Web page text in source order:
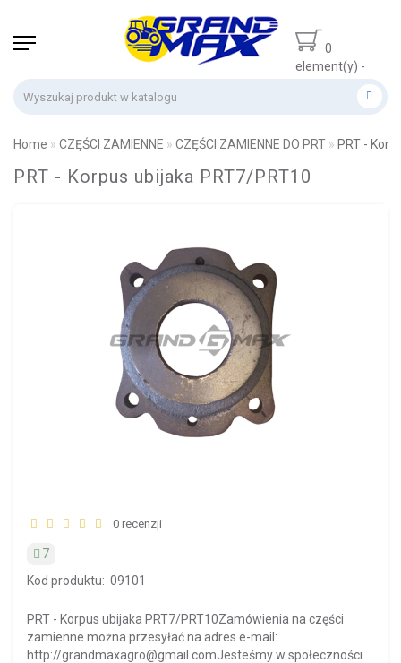
0
element(y) -
Home CZĘŚCI ZAMIENNE CZĘŚCI ZAMIENNE DO PRT PRT -
PRT - Korpus ubijaka PRT7/PRT10
0 recenzji
7
Kod produktu: 09101
PRT - Korpus ubijaka PRT7/PRT10Zamówienia na części
zamienne można przesyłać na adres e-mail:
http://grandmaxagro@gmail.comJesteśmy w społeczności